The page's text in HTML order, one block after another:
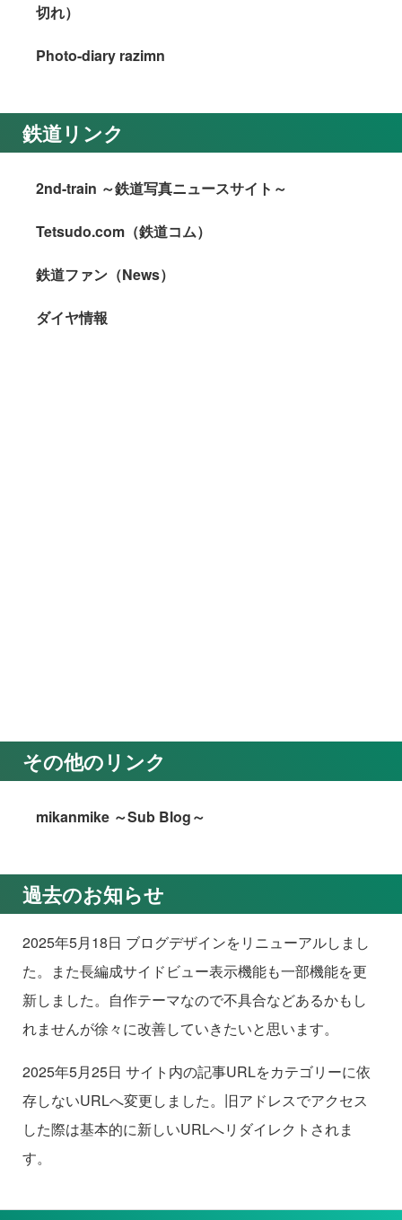
切れ）
Photo-diary razimn
鉄道リンク
2nd-train ～鉄道写真ニュースサイト～
Tetsudo.com（鉄道コム）
鉄道ファン（News）
ダイヤ情報
その他のリンク
mikanmike ～Sub Blog～
過去のお知らせ
2025年5月18日 ブログデザインをリニューアルしまし
た。また長編成サイドビュー表示機能も一部機能を更
新しました。自作テーマなので不具合などあるかもし
れませんが徐々に改善していきたいと思います。
2025年5月25日 サイト内の記事URLをカテゴリーに依
存しないURLへ変更しました。旧アドレスでアクセス
した際は基本的に新しいURLへリダイレクトされま
す。